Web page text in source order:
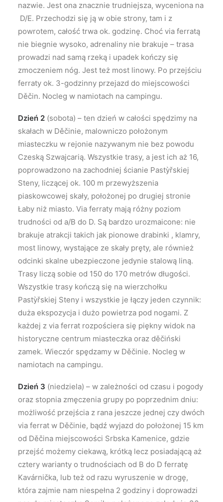
nazwie. Jest ona znacznie trudniejsza, wyceniona na
D/E. Przechodzi się ją w obie strony, tam i z
powrotem, całość trwa ok. godzinę. Choć via ferratą
nie biegnie wysoko, adrenaliny nie brakuje – trasa
prowadzi nad samą rzeką i upadek kończy się
zmoczeniem nóg. Jest też most linowy. Po przejściu
ferraty ok. 3-godzinny przejazd do miejscowości
Děčin. Nocleg w namiotach na campingu.
Dzień 2 (sobota) – ten dzień w całości spędzimy na
skałach w Děčinie, malowniczo położonym
miasteczku w rejonie nazywanym nie bez powodu
Czeską Szwajcarią. Wszystkie trasy, a jest ich aż 16,
poprowadzono na zachodniej ścianie Pastỳřskiej
Steny, liczącej ok. 100 m przewyższenia
piaskowcowej skały, położonej po drugiej stronie
Łaby niż miasto. Via ferraty mają różny poziom
trudności od a/B do D. Są bardzo urozmaicone: nie
brakuje atrakcji takich jak pionowe drabinki , klamry,
most linowy, wystające ze skały pręty, ale również
odcinki skalne ubezpieczone jedynie stalową liną.
Trasy liczą sobie od 150 do 170 metrów długości.
Wszystkie trasy kończą się na wierzchołku
Pastỳřskiej Steny i wszystkie je łączy jeden czynnik:
duża ekspozycja i dużo powietrza pod nogami. Z
każdej z via ferrat rozpościera się piękny widok na
historyczne centrum miasteczka oraz děčiński
zamek. Wieczór spędzamy w Děčinie. Nocleg w
namiotach na campingu.
Dzień 3 (niedziela) – w zależności od czasu i pogody
oraz stopnia zmęczenia grupy po poprzednim dniu:
możliwość przejścia z rana jeszcze jednej czy dwóch
via ferrat w Děčinie, bądź wyjazd do położonej 15 km
od Děčina miejscowości Srbska Kamenice, gdzie
przejść możemy ciekawą, krótką lecz posiadającą aż
cztery warianty o trudnościach od B do D ferratę
Kavárnička, lub też od razu wyruszenie w drogę,
która zajmie nam niespełna 2 godziny i doprowadzi